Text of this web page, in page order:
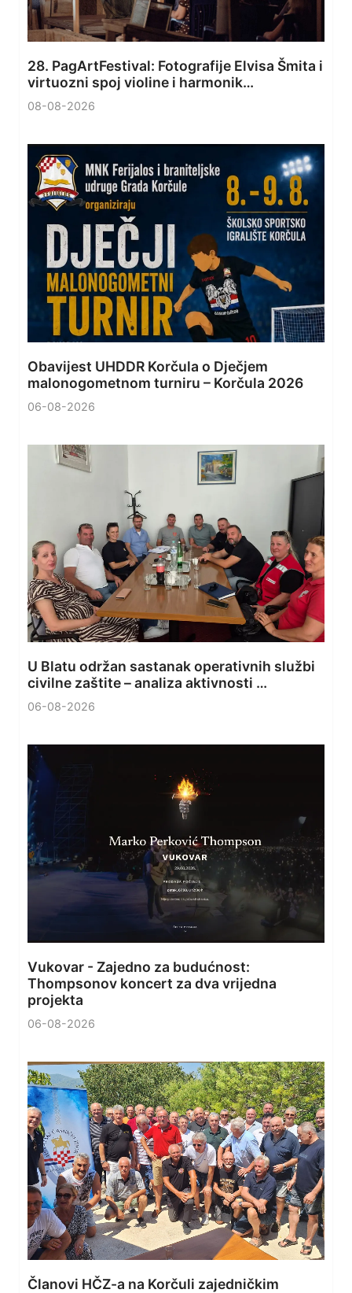
28. PagArtFestival: Fotografije Elvisa Šmita i
virtuozni spoj violine i harmonik…
08-08-2026
Obavijest UHDDR Korčula o Dječjem
malonogometnom turniru – Korčula 2026
06-08-2026
U Blatu održan sastanak operativnih službi
civilne zaštite – analiza aktivnosti …
06-08-2026
Vukovar - Zajedno za budućnost:
Thompsonov koncert za dva vrijedna
projekta
06-08-2026
Članovi HČZ-a na Korčuli zajedničkim